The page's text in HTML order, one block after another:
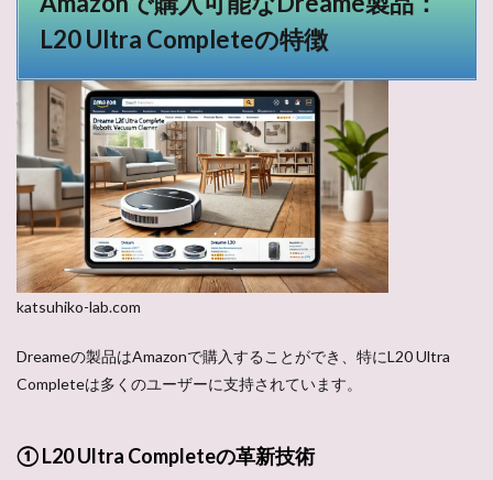
L20 Ultra Completeの特徴
katsuhiko-lab.com
Dreameの製品はAmazonで購入することができ、特にL20 Ultra
Completeは多くのユーザーに支持されています。
① L20 Ultra Completeの革新技術